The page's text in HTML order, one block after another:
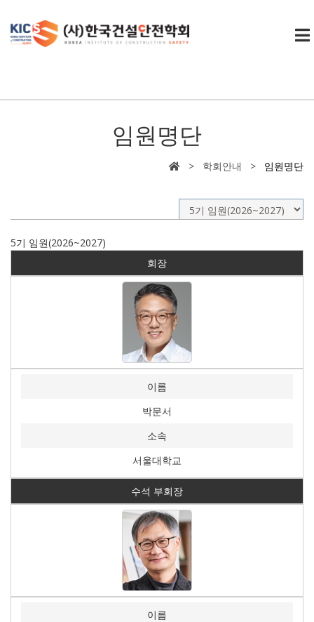
임원명단
> 학회안내 > 임원명단
5기 임원(2026~2027)
회장
이름
박문서
소속
서울대학교
수석 부회장
이름